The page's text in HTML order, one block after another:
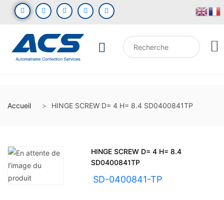
Accueil HINGE SCREW D= 4 H= 8.4 SD0400841TP
HINGE SCREW D= 4 H= 8.4
SD0400841TP
SD-0400841-TP